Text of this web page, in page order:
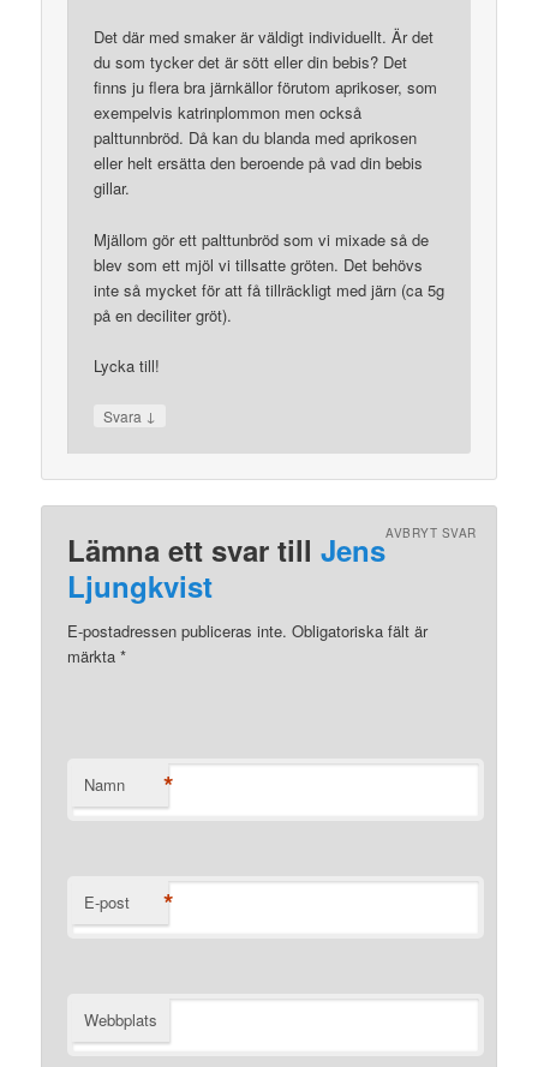
Det där med smaker är väldigt individuellt. Är det
du som tycker det är sött eller din bebis? Det
finns ju flera bra järnkällor förutom aprikoser, som
exempelvis katrinplommon men också
palttunnbröd. Då kan du blanda med aprikosen
eller helt ersätta den beroende på vad din bebis
gillar.
Mjällom gör ett palttunbröd som vi mixade så de
blev som ett mjöl vi tillsatte gröten. Det behövs
inte så mycket för att få tillräckligt med järn (ca 5g
på en deciliter gröt).
Lycka till!
Svara ↓
Lämna ett svar tillJens
Ljungkvist
AVBRYT SVAR
E-postadressen publiceras inte. Obligatoriska fält är
märkta*
Namn *
E-post *
Webbplats